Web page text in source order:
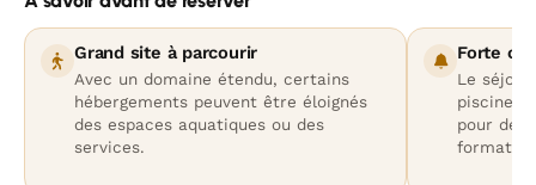
Grand site à parcourir
Avec un domaine étendu, certains
hébergements peuvent être éloignés
des espaces aquatiques ou des
services.
Forte
Le
piscine,
pour des
format